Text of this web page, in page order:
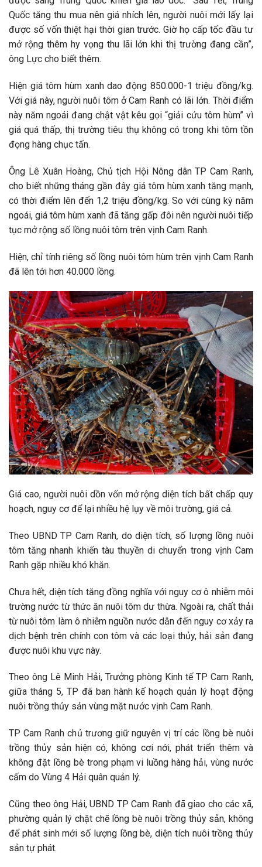
Quốc tăng thu mua nên giá nhích lên, người nuôi mới lấy lại
được số vốn thiệt hại thời gian trước. Giờ họ cấp tốc đầu tư
mở rộng thêm hy vọng thu lãi lớn khi thị trường đang cần”,
ông Lực cho biết thêm.
Hiện giá tôm hùm xanh dao động 850.000-1 triệu đồng/kg.
Với giá này, người nuôi tôm ở Cam Ranh có lãi lớn. Thời điểm
này năm ngoái đang chật vật kêu gọi “giải cứu tôm hùm” vì
giá quá thấp, thị trường tiêu thụ không có trong khi tôm tồn
đọng hàng chục tấn.
Ông Lê Xuân Hoàng, Chủ tịch Hội Nông dân TP Cam Ranh,
cho biết những tháng gần đây giá tôm hùm xanh tăng mạnh,
có thời điểm lên đến 1,2 triệu đồng/kg. So với cùng kỳ năm
ngoái, giá tôm hùm xanh đã tăng gấp đôi nên người nuôi tiếp
tục mở rộng số lồng nuôi tôm trên vịnh Cam Ranh.
Hiện, chỉ tính riêng số lồng nuôi tôm hùm trên vịnh Cam Ranh
đã lên tới hơn 40.000 lồng.
Giá cao, người nuôi dồn vốn mở rộng diện tích bất chấp quy
hoạch, nguy cơ để lại nhiều hệ lụy về môi trường, giá cả.
Theo UBND TP Cam Ranh, do diện tích, số lượng lồng nuôi
tôm tăng nhanh khiến tàu thuyền di chuyển trong vịnh Cam
Ranh gặp nhiều khó khăn.
Chưa hết, diện tích tăng đồng nghĩa với nguy cơ ô nhiễm môi
trường nước từ thức ăn nuôi tôm dư thừa. Ngoài ra, chất thải
từ nuôi tôm làm ô nhiễm nguồn nước dẫn đến nguy cơ xảy ra
dịch bệnh trên chính con tôm và các loại thủy, hải sản đang
được nuôi khu vực này.
Theo ông Lê Minh Hải, Trưởng phòng Kinh tế TP Cam Ranh,
giữa tháng 5, TP đã ban hành kế hoạch quản lý hoạt động
nuôi trồng thủy sản vùng mặt nước vịnh Cam Ranh.
TP Cam Ranh chủ trương giữ nguyên vị trí các lồng bè nuôi
trồng thủy sản hiện có, không cơi nới, phát triển thêm và
không đặt lồng bè trong phạm vi luồng hàng hải, vùng nước
cấm do Vùng 4 Hải quân quản lý.
Cũng theo ông Hải, UBND TP Cam Ranh đã giao cho các xã,
phường quản lý chặt chẽ lồng bè nuôi trồng thủy sản, không
để phát sinh mới số lượng lồng bè, diện tích nuôi trồng thủy
sản tự phát.